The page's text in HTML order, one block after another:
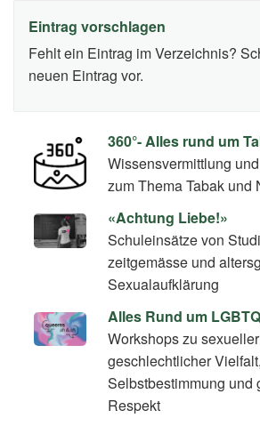
360°- Alles rund um
Wissensvermittlung
zum Thema Tabak und
«Achtung Liebe!»
Schuleinsätze von
zeitgemässe und
Sexualaufklärung
Alles Rund um
Workshops zu
geschlechtlicher
Selbstbestimmung und
Respekt
Eintrag vorschlagen
Fehlt ein Eintrag im Verzeichnis?
neuen Eintrag vor.